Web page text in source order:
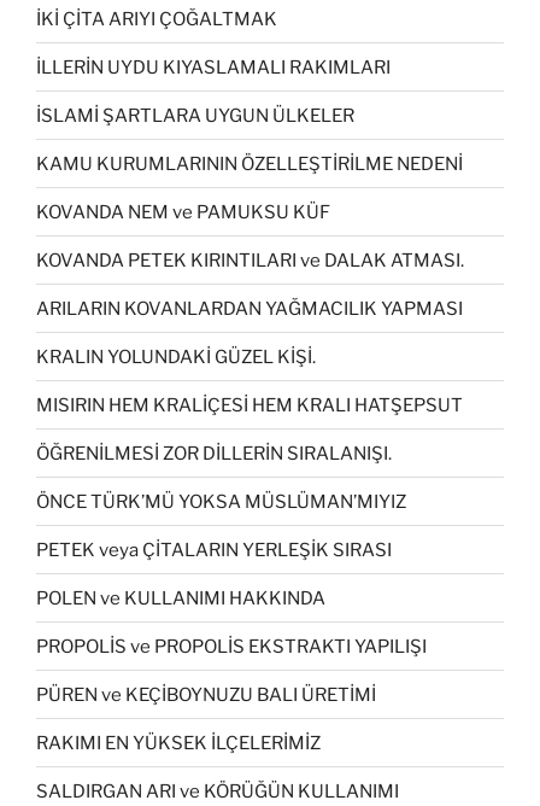
İKİ ÇİTA ARIYI ÇOĞALTMAK
İLLERİN UYDU KIYASLAMALI RAKIMLARI
İSLAMİ ŞARTLARA UYGUN ÜLKELER
KAMU KURUMLARININ ÖZELLEŞTİRİLME NEDENİ
KOVANDA NEM ve PAMUKSU KÜF
KOVANDA PETEK KIRINTILARI ve DALAK ATMASI.
ARILARIN KOVANLARDAN YAĞMACILIK YAPMASI
KRALIN YOLUNDAKİ GÜZEL KİŞİ.
MISIRIN HEM KRALİÇESİ HEM KRALI HATŞEPSUT
ÖĞRENİLMESİ ZOR DİLLERİN SIRALANIŞI.
ÖNCE TÜRK’MÜ YOKSA MÜSLÜMAN’MIYIZ
PETEK veya ÇİTALARIN YERLEŞİK SIRASI
POLEN ve KULLANIMI HAKKINDA
PROPOLİS ve PROPOLİS EKSTRAKTI YAPILIŞI
PÜREN ve KEÇİBOYNUZU BALI ÜRETİMİ
RAKIMI EN YÜKSEK İLÇELERİMİZ
SALDIRGAN ARI ve KÖRÜĞÜN KULLANIMI